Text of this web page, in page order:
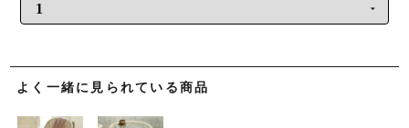
よく一緒に見られている商品